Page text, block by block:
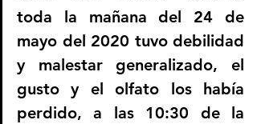
toda la mañana del 24 de
mayo del 2020 tuvo debilidad
y malestar generalizado, el
gusto y el olfato los había
perdido, a las 10:30 de la